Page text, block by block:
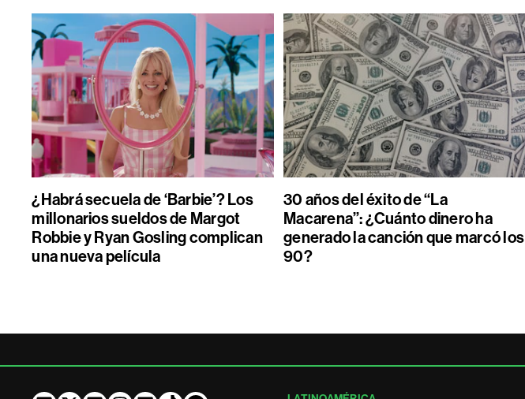
¿Habrá secuela de ‘Barbie’? Los
millonarios sueldos de Margot
Robbie y Ryan Gosling complican
una nueva película
30 años del éxito de “La
Macarena”: ¿Cuánto dinero ha
generado la canción que marcó los
90?